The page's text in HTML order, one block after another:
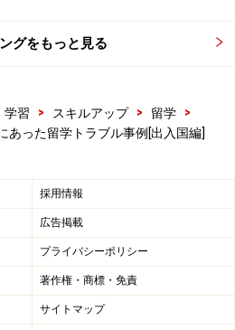
グをもっと見る
学習 > スキルアップ > 留学
>
あった留学トラブル事例[出入国編]
採用情報
広告掲載
プライバシーポリシー
著作権・商標・免責
サイトマップ